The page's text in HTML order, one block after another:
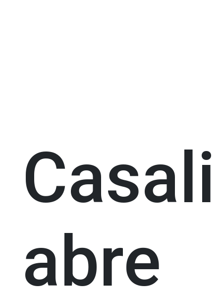
Casali
abre